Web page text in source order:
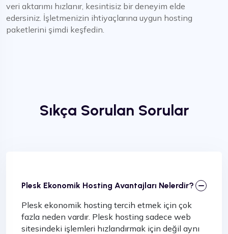
veri aktarımı hızlanır, kesintisiz bir deneyim elde
edersiniz. İşletmenizin ihtiyaçlarına uygun hosting
paketlerini şimdi keşfedin.
Sıkça Sorulan Sorular
Plesk Ekonomik Hosting Avantajları Nelerdir?
Plesk ekonomik hosting tercih etmek için çok
fazla neden vardır. Plesk hosting sadece web
sitesindeki işlemleri hızlandırmak için değil aynı